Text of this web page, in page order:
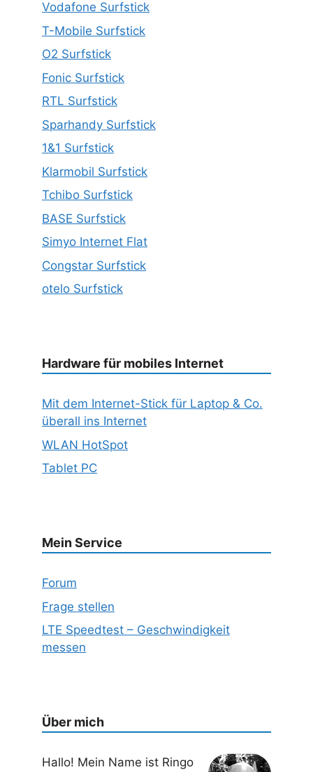
Vodafone Surfstick
T-Mobile Surfstick
O2 Surfstick
Fonic Surfstick
RTL Surfstick
Sparhandy Surfstick
1&1 Surfstick
Klarmobil Surfstick
Tchibo Surfstick
BASE Surfstick
Simyo Internet Flat
Congstar Surfstick
otelo Surfstick
Hardware für mobiles Internet
Mit dem Internet-Stick für Laptop & Co.
überall ins Internet
WLAN HotSpot
Tablet PC
Mein Service
Forum
Frage stellen
LTE Speedtest – Geschwindigkeit
messen
Über mich
Hallo! Mein Name ist Ringo